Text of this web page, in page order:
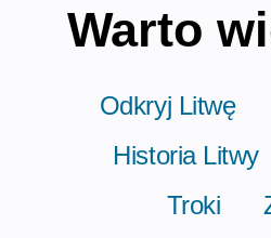
Warto
Odkryj Litwę
Historia Litwy
Troki